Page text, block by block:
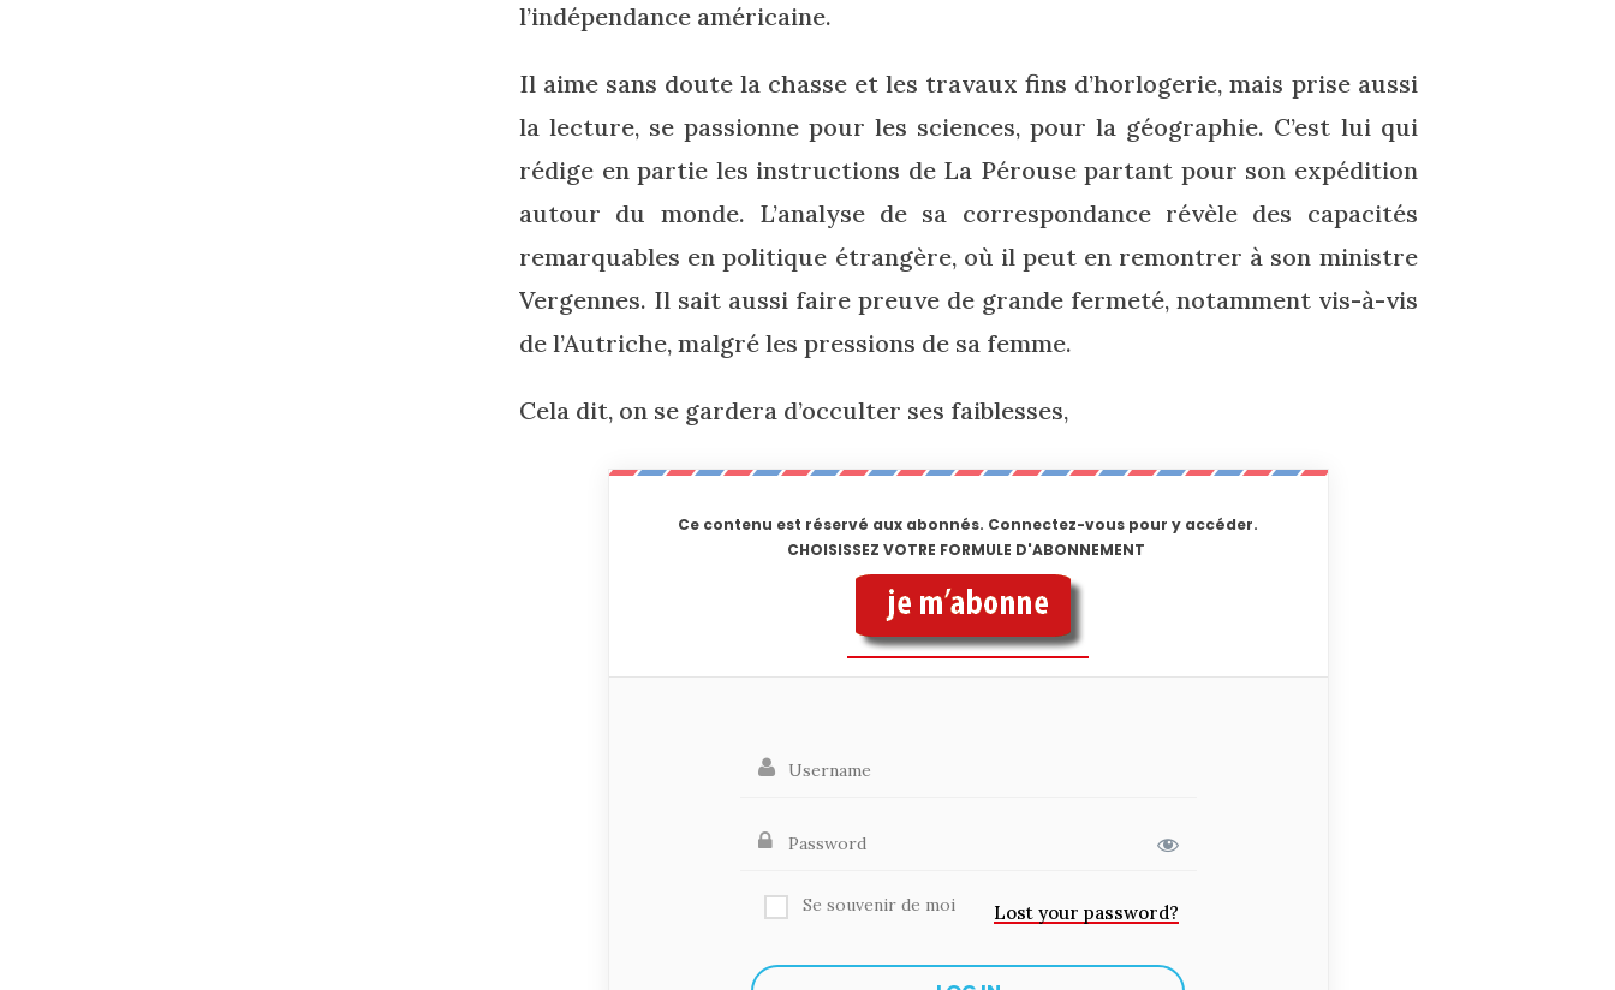
l’indépendance américaine.
Il aime sans doute la chasse et les travaux fins d’horlogerie, mais prise aussi
la lecture, se passionne pour les sciences, pour la géographie. C’est lui qui
rédige en partie les instructions de La Pérouse partant pour son expédition
autour du monde. L’analyse de sa correspondance révèle des capacités
remarquables en politique étrangère, où il peut en remontrer à son ministre
Vergennes. Il sait aussi faire preuve de grande fermeté, notamment vis-à-vis
de l’Autriche, malgré les pressions de sa femme.
Cela dit, on se gardera d’occulter ses faiblesses,
Ce contenu est réservé aux abonnés. Connectez-vous pour y accéder.
CHOISISSEZ VOTRE FORMULE D'ABONNEMENT
Se souvenir de moi Lost your password?